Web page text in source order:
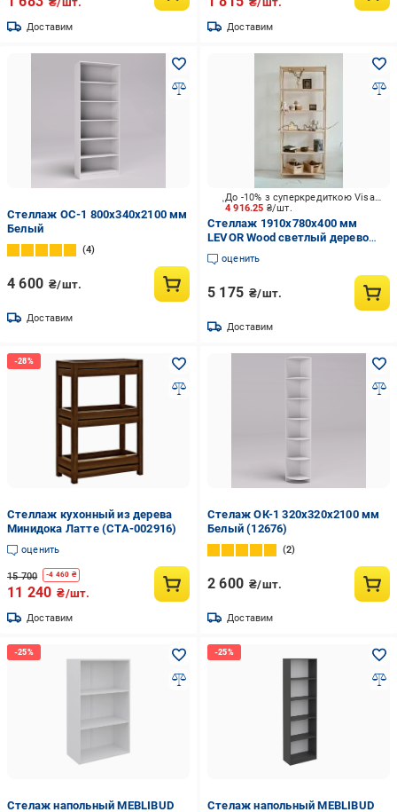
Доставим Доставим
Стеллаж ОС-1 800х340х2100 мм
Белый
4
4 600 ₴/шт.
Доставим
4 916.25 ₴/шт.
До -10% з суперкредиткою Visa Вигода
Стеллаж 1910x780x400 мм
LEVOR Wood светлый дерево
полки 6 шт. без покрытия
оценить
5 175 ₴/шт.
Доставим
Стеллаж кухонный из дерева
Минидока Латте (СТА-002916)
оценить
15 700 -4 460 ₴
11 240 ₴/шт.
Доставим
Стелаж ОК-1 320х320х2100 мм
Белый (12676)
2
2 600 ₴/шт.
Доставим
Стелаж напольный MEBLIBUD Стелаж напольный MEBLIBUD